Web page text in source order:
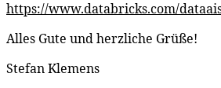
https://www.databricks.com/
Alles Gute und herzliche Grüße!
Stefan Klemens